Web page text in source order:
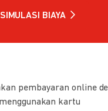
BIAYA
pembayaran online
kartu